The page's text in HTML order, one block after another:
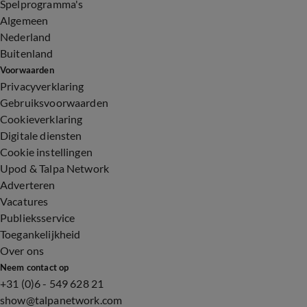
Spelprogramma's
Algemeen
Nederland
Buitenland
Voorwaarden
Privacyverklaring
Gebruiksvoorwaarden
Cookieverklaring
Digitale diensten
Cookie instellingen
Upod & Talpa Network
Adverteren
Vacatures
Publieksservice
Toegankelijkheid
Over ons
Neem contact op
+31 (0)6 - 549 628 21
show@talpanetwork.com